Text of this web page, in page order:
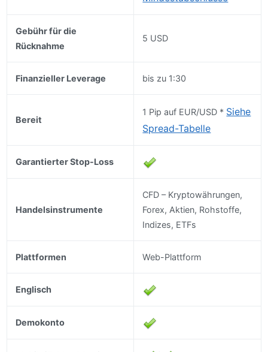
Gebühr für die
Rücknahme
5 USD
Finanzieller Leverage bis zu 1:30
Bereit
1 Pip auf EUR/USD * Siehe
Spread-Tabelle
Garantierter Stop-Loss
Handelsinstrumente
CFD – Kryptowährungen,
Forex, Aktien, Rohstoffe,
Indizes, ETFs
Plattformen Web-Plattform
Englisch
Demokonto